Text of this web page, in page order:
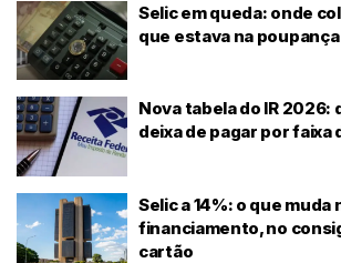
Selic em queda: onde
que estava na poupança
Nova tabela do IR 2026:
deixa de pagar por faixa
Selic a 14%: o que muda
financiamento, no
cartão